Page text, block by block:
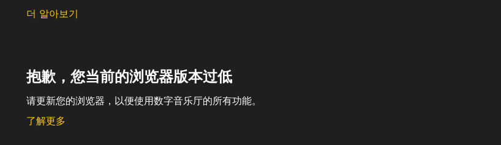
더 알아보기
抱歉，您当前的浏览器版本过低
请更新您的浏览器，以便使用数字音乐厅的所有功能。
了解更多